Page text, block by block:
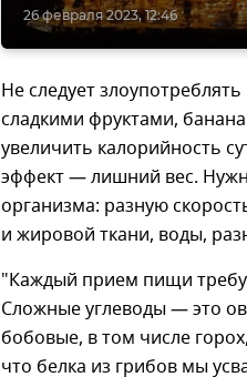
26 февраля 2023, 12:46
Не следует
сладкими фруктами,
увеличить калорийность
эффект — лишний вес.
организма: разную
и жировой ткани, воды,
"Каждый прием пищи
Сложные углеводы — это
бобовые, в том числе
что белка из грибов мы